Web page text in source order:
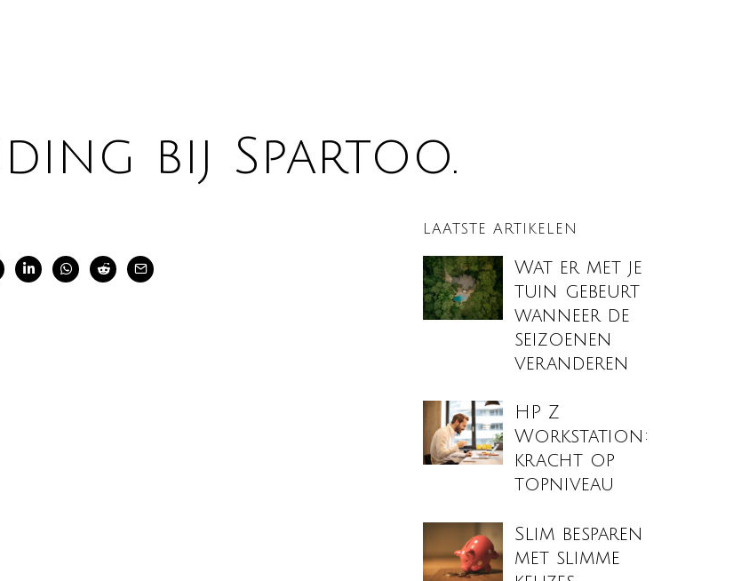
bij Spartoo.
LAATSTE ARTIKELEN
Wat er met je
tuin gebeurt
wanneer de
seizoenen
veranderen
HP Z
Workstation:
kracht op
topniveau
Slim besparen
met slimme